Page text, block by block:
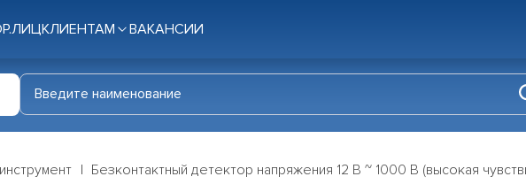
КЛИЕНТАМ ВАКАНСИИ
Безконтактный детектор напряжения 12 В ~ 1000 В (высокая